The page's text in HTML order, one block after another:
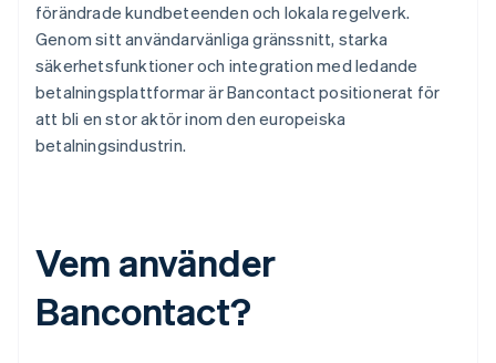
förändrade kundbeteenden och lokala regelverk.
Genom sitt användarvänliga gränssnitt, starka
säkerhetsfunktioner och integration med ledande
betalningsplattformar är Bancontact positionerat för
att bli en stor aktör inom den europeiska
betalningsindustrin.
Vem använder
Bancontact?